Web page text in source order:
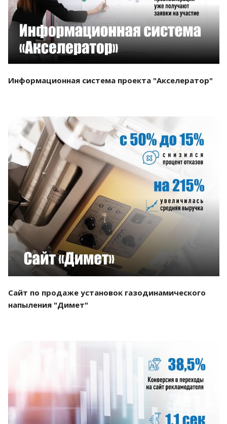
Информационная система проекта "Акселератор"
Смотреть проект
Сайт по продаже установок газодинамического
напыления "Димет"